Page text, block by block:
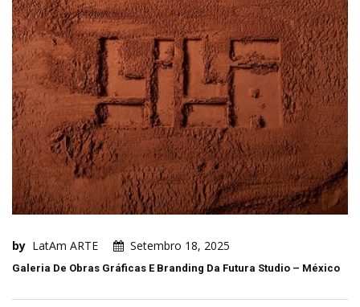
by LatAm ARTE Setembro 18, 2025
Galeria De Obras Gráficas E Branding Da Futura Studio – México